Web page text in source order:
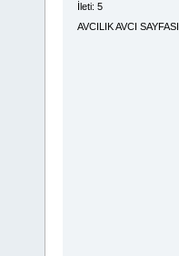
İleti: 5
AVCILIK AVCI SAYFASI